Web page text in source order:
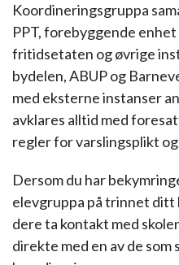
Koordineringsgruppa
PPT, forebyggende
fritidsetaten og øvrige
bydelen, ABUP og
med eksterne instanser
avklares alltid med
regler for varslingsplikt
Dersom du har
elevgruppa på trinnet ditt
dere ta kontakt med
direkte med en av de som